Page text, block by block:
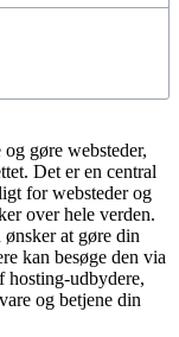
gøre websteder,
Det er en central
for websteder og
over hele verden.
at gøre din
kan besøge den via
hosting-udbydere,
og betjene din